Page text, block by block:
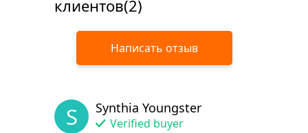
клиентов(2)
Написать отзыв
S Synthia Youngster
Verified buyer